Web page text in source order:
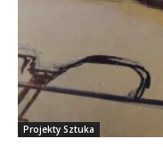
Projekty Sztuka